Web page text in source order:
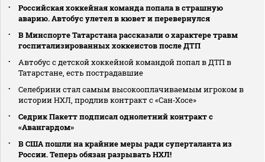
Российская хоккейная команда попала в страшную
аварию. Автобус улетел в кювет и перевернулся
В Минспорте Татарстана рассказали о характере травм
госпитализированных хоккеистов после ДТП
Автобус с детской хоккейной командой попал в ДТП в
Татарстане, есть пострадавшие
Селебрини стал самым высокооплачиваемым игроком в
истории НХЛ, продлив контракт с «Сан‑Хосе»
Седрик Пакетт подписал однолетний контракт с
«Авангардом»
В США пошли на крайние меры ради суперталанта из
России. Теперь обязан разрывать НХЛ!